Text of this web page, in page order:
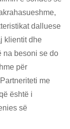
dalluese
klientit dhe
na besoni se do
për
me
është i
së